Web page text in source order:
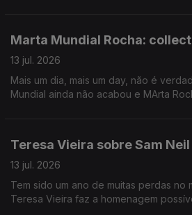
Marta Mundial Rocha:
13 jul. 2026
Mais um dia, mais um day, não é
Mundial ainda não acabou e MArta
Teresa Vieira sobre Sam Neil
13 jul. 2026
Tem sido um ano de muitas perdas no
Teresa Vieira faz a homenagem